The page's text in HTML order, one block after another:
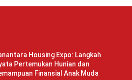
Housing Expo: Langkah
Pertemukan Hunian dan
Finansial Anak Muda